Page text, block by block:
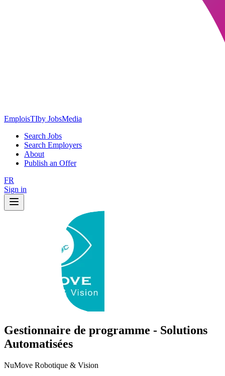
EmploisTIby JobsMedia
Search Jobs
Search Employers
About
Publish an Offer
FR
Sign in
Gestionnaire de programme - Solutions
Automatisées
NuMove Robotique & Vision